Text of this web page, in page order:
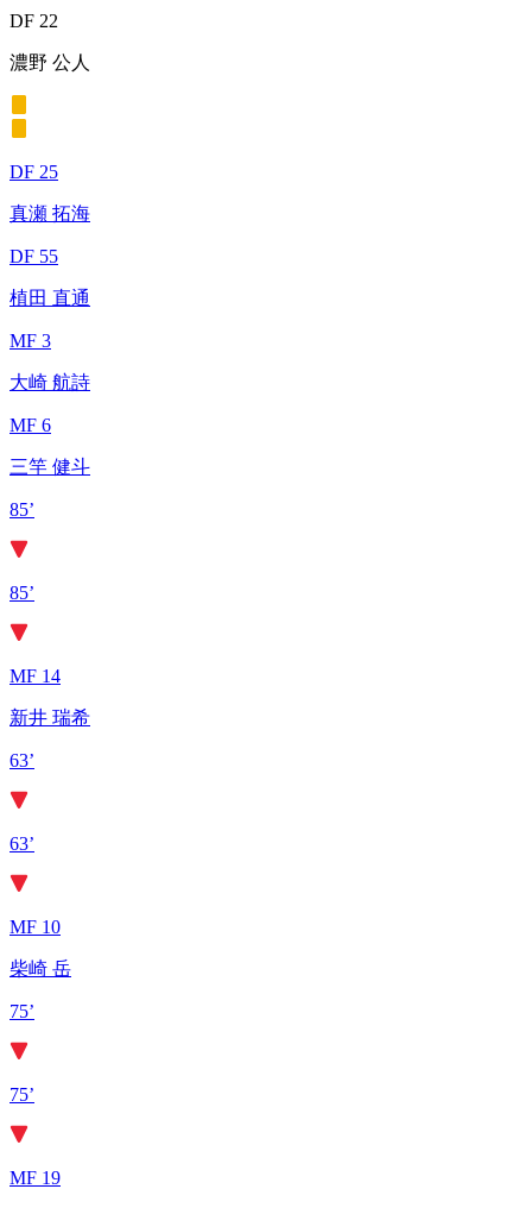
DF 22
濃野 公人
DF 25
真瀬 拓海
DF 55
植田 直通
MF 3
大崎 航詩
MF 6
三竿 健斗
85’
85’
MF 14
新井 瑞希
63’
63’
MF 10
柴崎 岳
75’
75’
MF 19